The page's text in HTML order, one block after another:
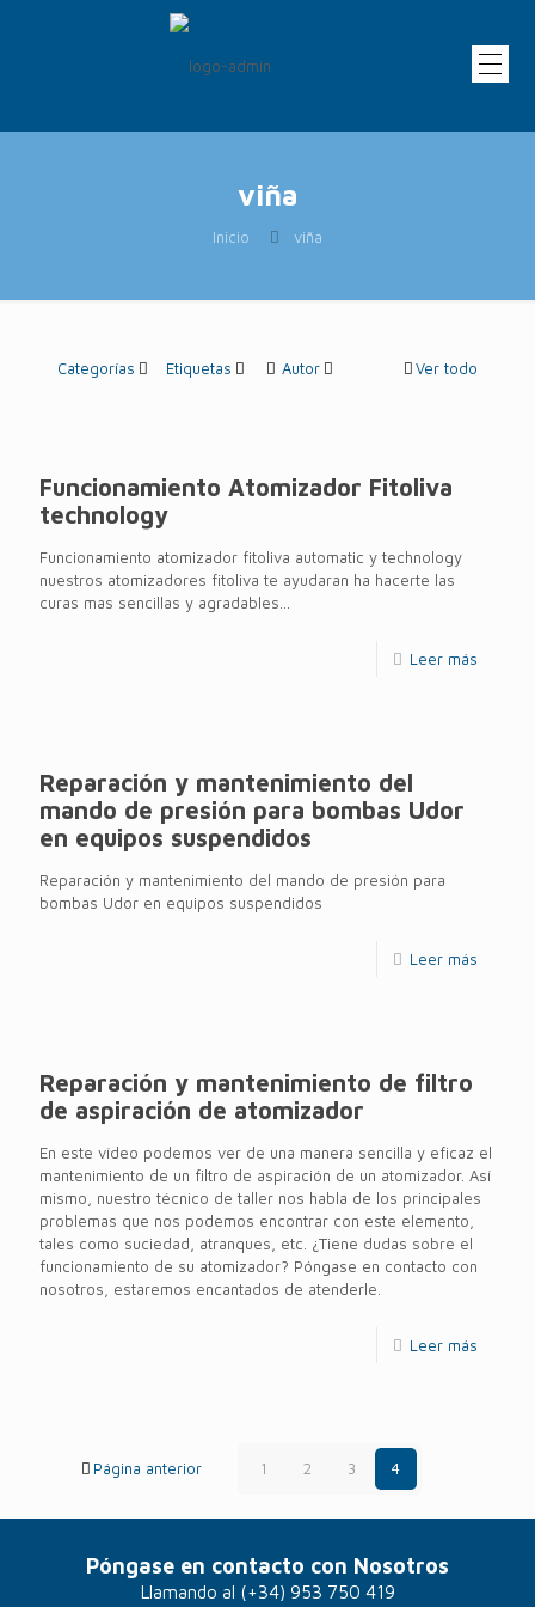
viña
Inicio viña
Categorías Etiquetas Autor Ver todo
Funcionamiento Atomizador Fitoliva
technology
Funcionamiento atomizador fitoliva automatic y technology
nuestros atomizadores fitoliva te ayudaran ha hacerte las
curas mas sencillas y agradables...
Leer más
Reparación y mantenimiento del
mando de presión para bombas Udor
en equipos suspendidos
Reparación y mantenimiento del mando de presión para
bombas Udor en equipos suspendidos
Leer más
Reparación y mantenimiento de filtro
de aspiración de atomizador
En este vídeo podemos ver de una manera sencilla y eficaz el
mantenimiento de un filtro de aspiración de un atomizador. Así
mismo, nuestro técnico de taller nos habla de los principales
problemas que nos podemos encontrar con este elemento,
tales como suciedad, atranques, etc. ¿Tiene dudas sobre el
funcionamiento de su atomizador? Póngase en contacto con
nosotros, estaremos encantados de atenderle.
Leer más
Página anterior 1 2 3 4
Póngase en contacto con Nosotros
Llamando al (+34) 953 750 419